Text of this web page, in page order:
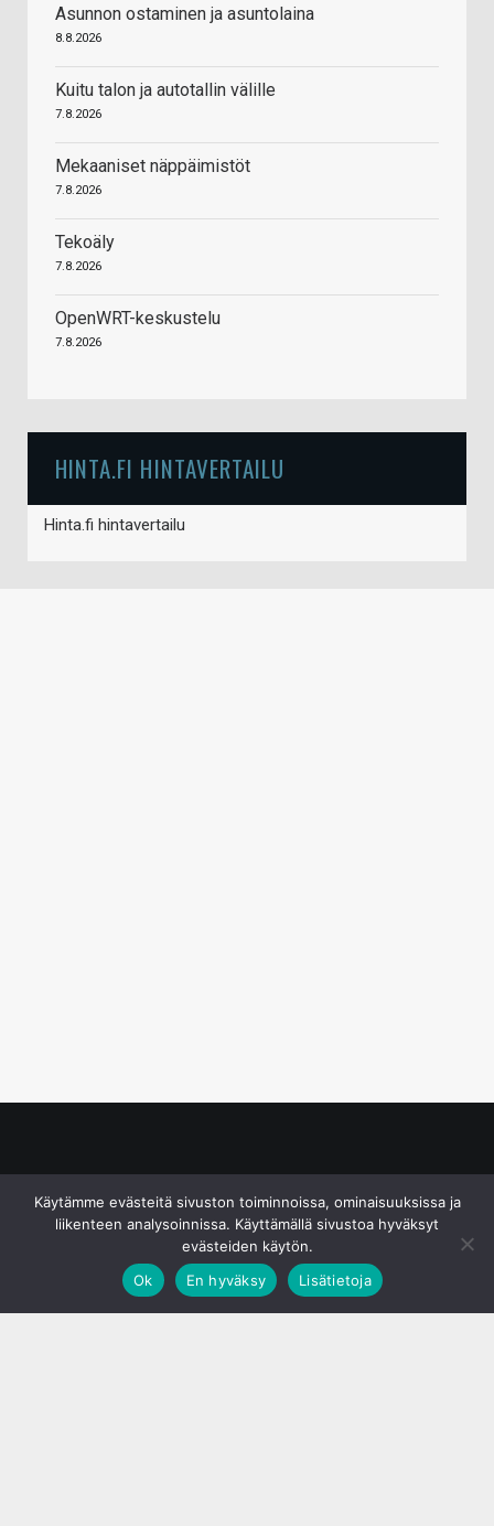
Asunnon ostaminen ja asuntolaina
8.8.2026
Kuitu talon ja autotallin välille
7.8.2026
Mekaaniset näppäimistöt
7.8.2026
Tekoäly
7.8.2026
OpenWRT-keskustelu
7.8.2026
HINTA.FI HINTAVERTAILU
Hinta.fi hintavertailu
Käytämme evästeitä sivuston toiminnoissa, ominaisuuksissa ja
liikenteen analysoinnissa. Käyttämällä sivustoa hyväksyt
evästeiden käytön.
Ok
En hyväksy Lisätietoja